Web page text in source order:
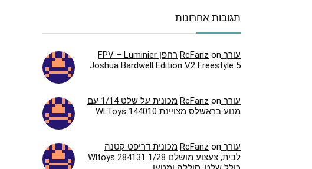
תגובות אחרונות
עורך RcFanz on
רחפן FPV – Luminier
Joshua Bardwell Edition V2 Freestyle 5
עורך RcFanz on
מכונית על שלט 1/14 עם
מנוע בראשלס מצויינת WLToys 144010
עורך RcFanz on
מכונית דריפט קטנה
לבית, צעצוע מושלם Wltoys 284131 1/28